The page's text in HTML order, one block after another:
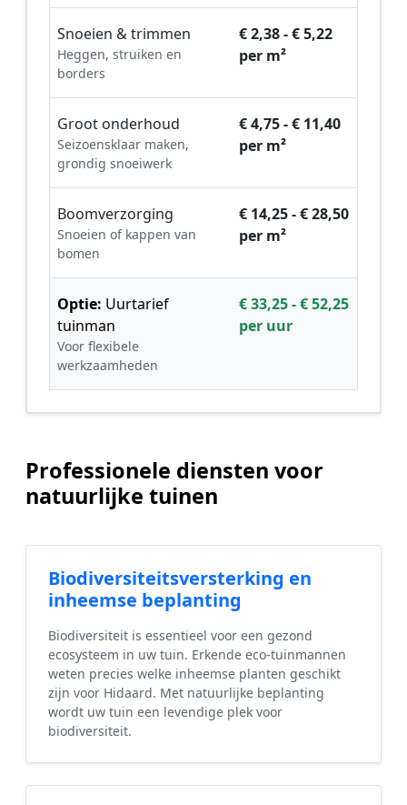
Snoeien & trimmen
Heggen, struiken en
borders
€ 2,38 - € 5,22
per m²
Groot onderhoud
Seizoensklaar maken,
grondig snoeiwerk
€ 4,75 - € 11,40
per m²
Boomverzorging
Snoeien of kappen van
bomen
€ 14,25 - € 28,50
per m²
Optie: Uurtarief
tuinman
Voor flexibele
werkzaamheden
€ 33,25 - € 52,25
per uur
Professionele diensten voor
natuurlijke tuinen
Biodiversiteitsversterking en
inheemse beplanting
Biodiversiteit is essentieel voor een gezond
ecosysteem in uw tuin. Erkende eco-tuinmannen
weten precies welke inheemse planten geschikt
zijn voor Hidaard. Met natuurlijke beplanting
wordt uw tuin een levendige plek voor
biodiversiteit.